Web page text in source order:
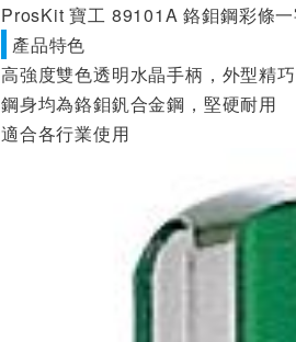
ProsKit 寶工 89101A 鉻鉬鋼彩條
產品特色
高強度雙色透明水晶手柄，外型精巧
鋼身均為鉻鉬釩合金鋼，堅硬耐用
適合各行業使用